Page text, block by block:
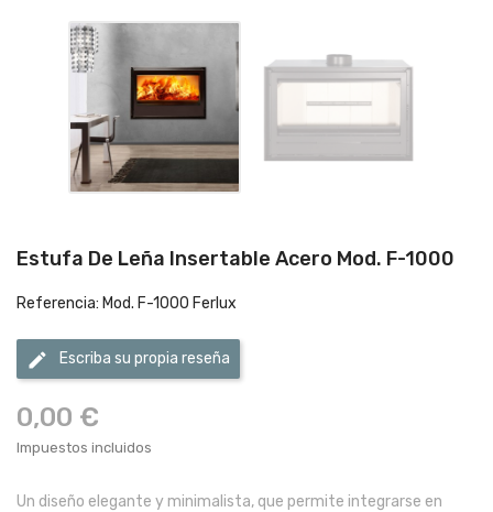
Estufa De Leña Insertable Acero Mod. F-1000
Referencia: Mod. F-1000 Ferlux
edit Escriba su propia reseña
0,00 €
Impuestos incluidos
Un diseño elegante y minimalista, que permite integrarse en